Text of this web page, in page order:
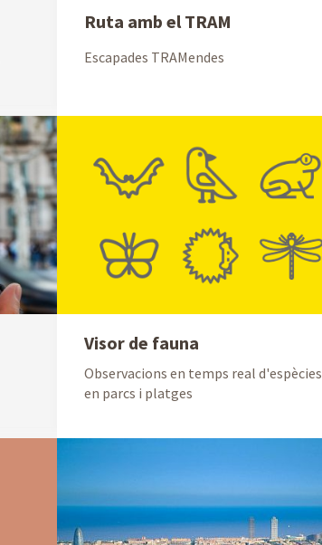
Ruta amb el TRAM
Escapades TRAMendes
Visor de fauna
Observacions en temps real d'espècies
en parcs i platges